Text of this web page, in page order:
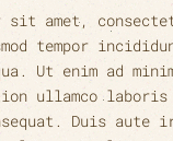
sit amet,
tempor
Ut enim ad
ullamco
Duis